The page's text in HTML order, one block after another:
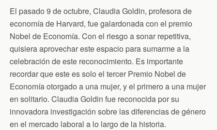
o
o
k
e
r
F
r
i
e
n
d
l
y
A
p
p
El pasado 9 de octubre, Claudia Goldin, profesora de
economía de Harvard, fue galardonada con el premio
Nobel de Economía. Con el riesgo a sonar repetitiva,
quisiera aprovechar este espacio para sumarme a la
celebración de este reconocimiento. Es importante
recordar que este es solo el tercer Premio Nobel de
Economía otorgado a una mujer, y el primero a una mujer
en solitario. Claudia Goldin fue reconocida por su
innovadora investigación sobre las diferencias de género
en el mercado laboral a lo largo de la historia.